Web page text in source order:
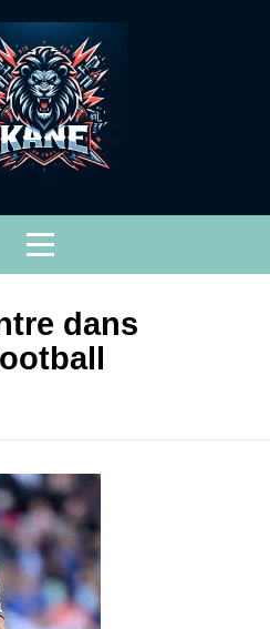
dans